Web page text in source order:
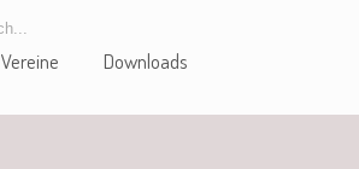
Vereine Downloads